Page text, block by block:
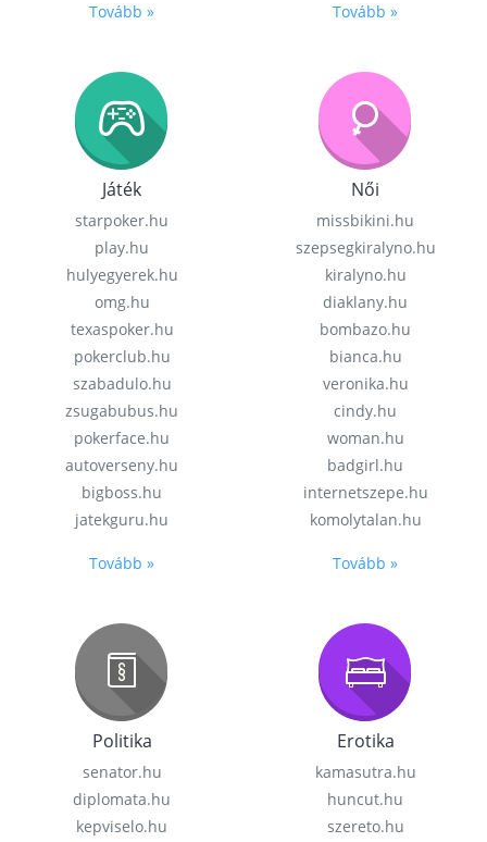
Tovább » Tovább »
Játék
starpoker.hu
play.hu
hulyegyerek.hu
omg.hu
texaspoker.hu
pokerclub.hu
szabadulo.hu
zsugabubus.hu
pokerface.hu
autoverseny.hu
bigboss.hu
jatekguru.hu
Tovább »
Női
missbikini.hu
szepsegkiralyno.hu
kiralyno.hu
diaklany.hu
bombazo.hu
bianca.hu
veronika.hu
cindy.hu
woman.hu
badgirl.hu
internetszepe.hu
komolytalan.hu
Tovább »
Politika
senator.hu
diplomata.hu
kepviselo.hu
Erotika
kamasutra.hu
huncut.hu
szereto.hu